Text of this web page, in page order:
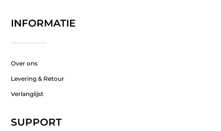
INFORMATIE
Over ons
Levering & Retour
Verlanglijst
SUPPORT